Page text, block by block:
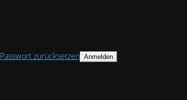
Passwort zurücksetzen